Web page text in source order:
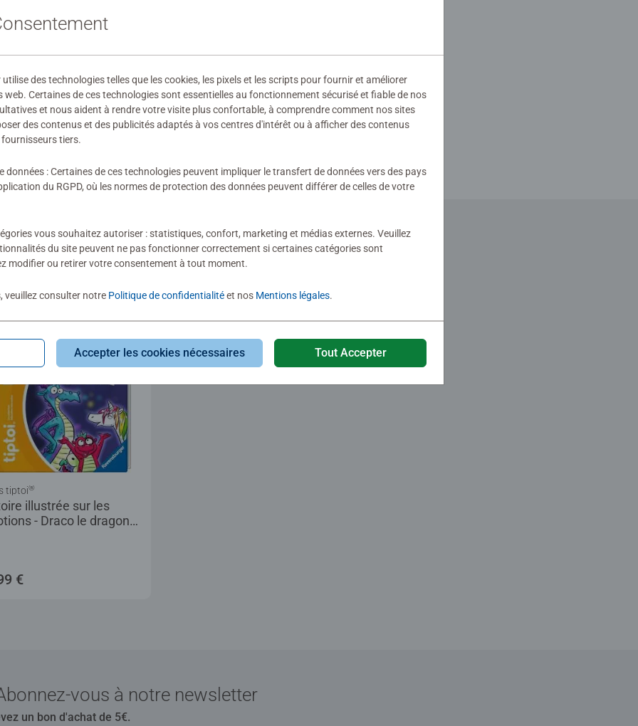
consulté
illustrée sur les
- Draco le dragon
tiptoi®
€
vous à notre newsletter
un bon d'achat de 5€.
des technologies telles que les cookies, les pixels et les scripts pour fournir et améliorer
web. Certaines de ces technologies sont essentielles au fonctionnement sécurisé et fiable de nos
et nous aident à rendre votre visite plus confortable, à comprendre comment nos sites
des contenus et des publicités adaptés à vos centres d'intérêt ou à afficher des contenus
tiers.
: Certaines de ces technologies peuvent impliquer le transfert de données vers des pays
du RGPD, où les normes de protection des données peuvent différer de celles de votre
vous souhaitez autoriser : statistiques, confort, marketing et médias externes. Veuillez
du site peuvent ne pas fonctionner correctement si certaines catégories sont
modifier ou retirer votre consentement à tout moment.
veuillez consulter notre Politique de confidentialitéet nos Mentions légales.
Accepter les cookies nécessaires Tout Accepter